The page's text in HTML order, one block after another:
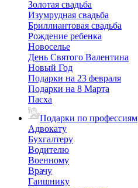
Золотая свадьба
Изумрудная свадьба
Бриллиантовая свадьба
Рождение ребенка
Новоселье
День Святого Валентина
Новый Год
Подарки на 23 февраля
Подарки на 8 Марта
Пасха
Подарки по профессиям
Адвокату
Бухгалтеру
Водителю
Военному
Врачу
Гаишнику